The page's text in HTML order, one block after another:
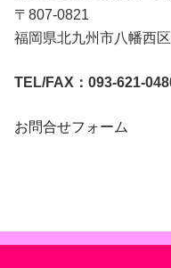
〒807-0821
福岡県北九州市八幡西
TEL/FAX：093-621-
お問合せフォーム